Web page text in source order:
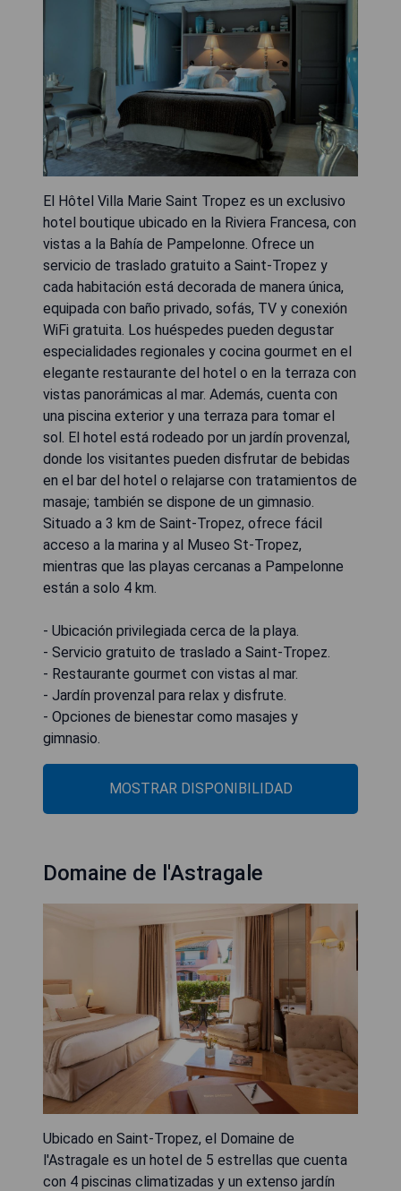
El Hôtel Villa Marie Saint Tropez es un exclusivo
hotel boutique ubicado en la Riviera Francesa, con
vistas a la Bahía de Pampelonne. Ofrece un
servicio de traslado gratuito a Saint-Tropez y
cada habitación está decorada de manera única,
equipada con baño privado, sofás, TV y conexión
WiFi gratuita. Los huéspedes pueden degustar
especialidades regionales y cocina gourmet en el
elegante restaurante del hotel o en la terraza con
vistas panorámicas al mar. Además, cuenta con
una piscina exterior y una terraza para tomar el
sol. El hotel está rodeado por un jardín provenzal,
donde los visitantes pueden disfrutar de bebidas
en el bar del hotel o relajarse con tratamientos de
masaje; también se dispone de un gimnasio.
Situado a 3 km de Saint-Tropez, ofrece fácil
acceso a la marina y al Museo St-Tropez,
mientras que las playas cercanas a Pampelonne
están a solo 4 km.
- Ubicación privilegiada cerca de la playa.
- Servicio gratuito de traslado a Saint-Tropez.
- Restaurante gourmet con vistas al mar.
- Jardín provenzal para relax y disfrute.
- Opciones de bienestar como masajes y
gimnasio.
MOSTRAR DISPONIBILIDAD
Domaine de l'Astragale
Ubicado en Saint-Tropez, el Domaine de
l'Astragale es un hotel de 5 estrellas que cuenta
con 4 piscinas climatizadas y un extenso jardín